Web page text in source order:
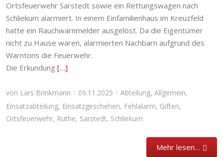
Ortsfeuerwehr Sarstedt sowie ein Rettungswagen nach
Schliekum alarmiert. In einem Einfamilienhaus im Kreuzfeld
hatte ein Rauchwarnmelder ausgelöst. Da die Eigentümer
nicht zu Hause waren, alarmierten Nachbarn aufgrund des
Warntons die Feuerwehr.
Die Erkundung […]
von Lars Brinkmann | 09.11.2025 | Abteilung, Allgemein,
Einsatzabteilung, Einsatzgeschehen, Fehlalarm, Giften,
Ortsfeuerwehr, Ruthe, Sarstedt, Schliekum
Mehr lesen…